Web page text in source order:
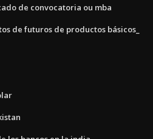
de convocatoria ou mba
de futuros de productos básicos_